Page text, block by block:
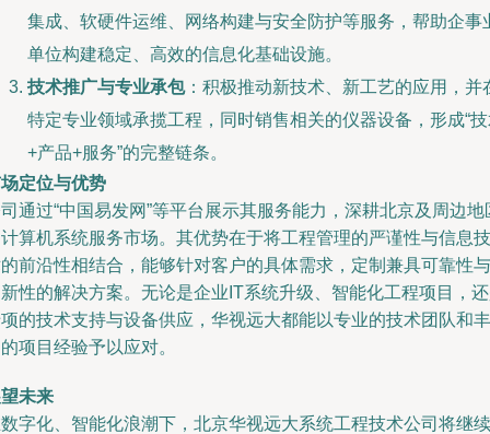
集成、软硬件运维、网络构建与安全防护等服务，帮助企事
单位构建稳定、高效的信息化基础设施。
技术推广与专业承包：积极推动新技术、新工艺的应用，并
特定专业领域承揽工程，同时销售相关的仪器设备，形成“
+产品+服务”的完整链条。
定位与优势
通过“中国易发网”等平台展示其服务能力，深耕北京及周边地
算机系统服务市场。其优势在于将工程管理的严谨性与信息技
前沿性相结合，能够针对客户的具体需求，定制兼具可靠性与
性的解决方案。无论是企业IT系统升级、智能化工程项目，
的技术支持与设备供应，华视远大都能以专业的技术团队和丰
项目经验予以应对。
未来
字化、智能化浪潮下，北京华视远大系统工程技术公司将继续